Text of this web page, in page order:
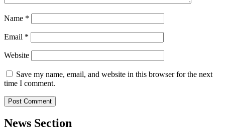
Name *
Email *
Website
Save my name, email, and website in this browser for the next
time I comment.
News Section